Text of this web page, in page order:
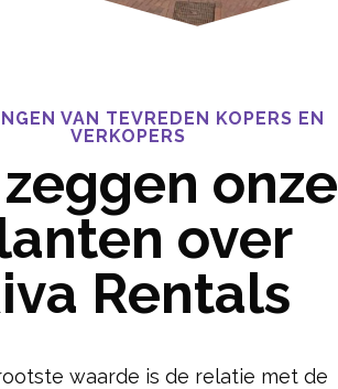
VAN TEVREDEN KOPERS EN
VERKOPERS
onze
over
Rentals
waarde is de relatie met de